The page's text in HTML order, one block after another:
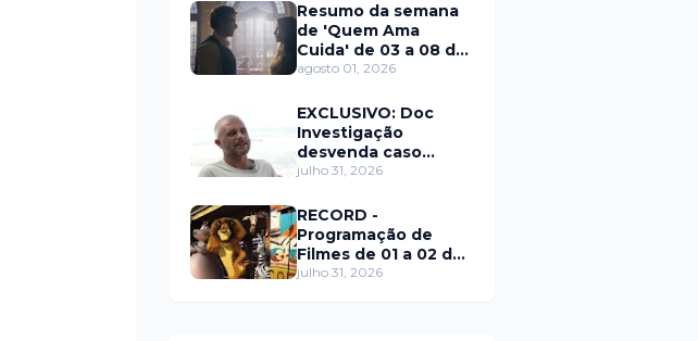
Resumo da semana
de 'Quem Ama
Cuida' de 03 a 08 de
agosto
agosto 01, 2026
EXCLUSIVO: Doc
Investigação
desvenda caso
Eduardo Martins e
trás de fraude
internacional
julho 31, 2026
RECORD -
Programação de
Filmes de 01 a 02 de
agosto
julho 31, 2026